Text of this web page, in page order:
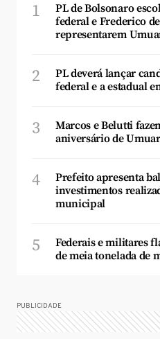
1
PL de Bolsonaro
federal e Frederico
representarem
2
PL deverá lançar
federal e a estadual
3
Marcos e Belutti
aniversário de
4
Prefeito apresenta
investimentos
municipal
5
Federais e militares
de meia tonelada de
PUBLICIDADE